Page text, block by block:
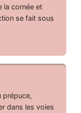
la cornée et
se fait sous
prépuce,
dans les voies